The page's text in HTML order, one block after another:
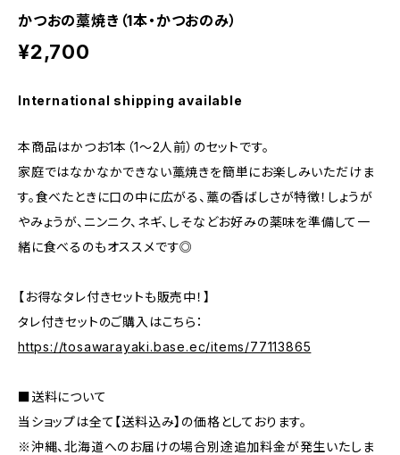
かつおの藁焼き（1本・かつおのみ）
¥2,700
International shipping available
本商品はかつお1本（1～2人前）のセットです。
家庭ではなかなかできない藁焼きを簡単にお楽しみいただけま
す。食べたときに口の中に広がる、藁の香ばしさが特徴！しょうが
やみょうが、ニンニク、ネギ、しそなどお好みの薬味を準備して一
緒に食べるのもオススメです◎
【お得なタレ付きセットも販売中！】
タレ付きセットのご購入はこちら：
https://tosawarayaki.base.ec/items/77113865
■送料について
当ショップは全て【送料込み】の価格としております。
※沖縄、北海道へのお届けの場合別途追加料金が発生いたしま